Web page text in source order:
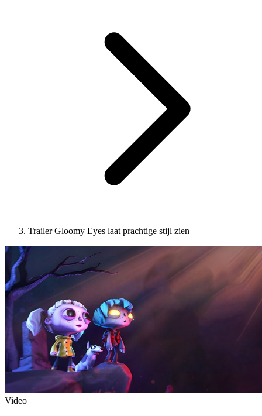
Trailer Gloomy Eyes laat prachtige stijl zien
Video